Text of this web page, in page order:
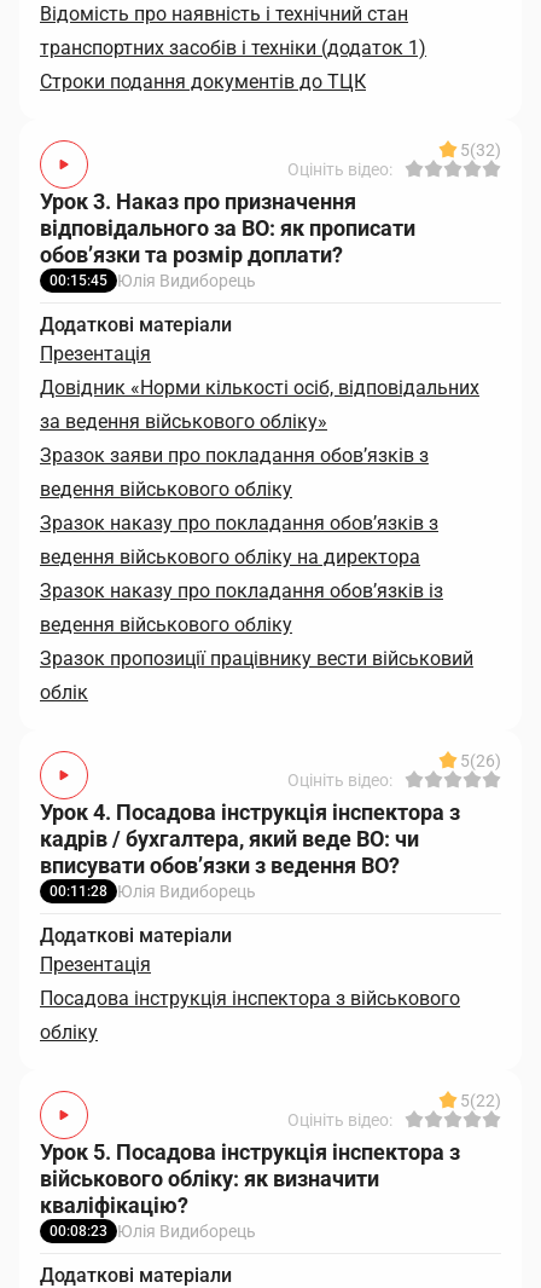
Відомість про наявність і технічний стан
транспортних засобів і техніки (додаток 1)
Строки подання документів до ТЦК
5(32)
Оцініть відео:
Урок 3. Наказ про призначення
відповідального за ВО: як прописати
обов’язки та розмір доплати?
00:15:45 Юлія Видиборець
Додаткові матеріали
Презентація
Довідник «Норми кількості осіб, відповідальних
за ведення військового обліку»
Зразок заяви про покладання обовʼязків з
ведення військового обліку
Зразок наказу про покладання обовʼязків з
ведення військового обліку на директора
Зразок наказу про покладання обов’язків із
ведення військового обліку
Зразок пропозиції працівнику вести військовий
облік
5(26)
Оцініть відео:
Урок 4. Посадова інструкція інспектора з
кадрів / бухгалтера, який веде ВО: чи
вписувати обов’язки з ведення ВО?
00:11:28 Юлія Видиборець
Додаткові матеріали
Презентація
Посадова інструкція інспектора з військового
обліку
5(22)
Оцініть відео:
Урок 5. Посадова інструкція інспектора з
військового обліку: як визначити
кваліфікацію?
00:08:23 Юлія Видиборець
Додаткові матеріали